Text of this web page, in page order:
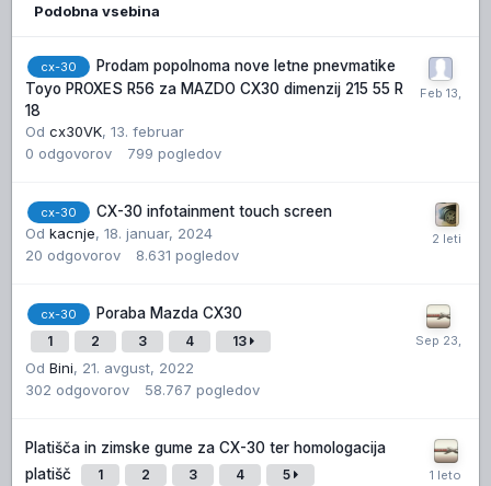
Podobna vsebina
cx-30
Prodam popolnoma nove letne pnevmatike
Toyo PROXES R56 za MAZDO CX30 dimenzij 215 55 R
18
Od cx30VK, 13. februar
0 odgovorov 799 pogledov
cx-30
CX-30 infotainment touch screen
Od kacnje, 18. januar, 2024
20 odgovorov 8.631 pogledov
cx-30 Poraba Mazda CX30
1 2 3 4 13
Od Bini, 21. avgust, 2022
302 odgovorov 58.767 pogledov
Platišča in zimske gume za CX-30 ter homologacija
platišč
1 2 3 4 5